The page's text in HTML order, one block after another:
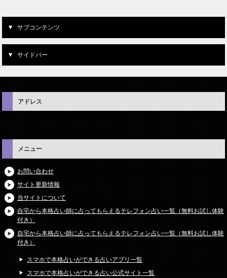
サブコンテンツ
サイドバー
アドレス
メニュー
お問い合わせ
サイト更新情報
当サイトについて
自宅から本格占い師に占ってもらえるテレフォン占い一覧（無料お試し体験
付き）
自宅から本格占い師に占ってもらえるテレフォン占い一覧（無料お試し体験
付き）
スマホで本格占いができる占いアプリ一覧
スマホで本格占いができる占い公式サイト一覧